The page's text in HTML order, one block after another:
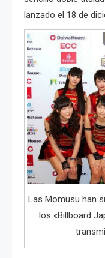
lanzado el 18 de
Las Momusu han
los «Billboard